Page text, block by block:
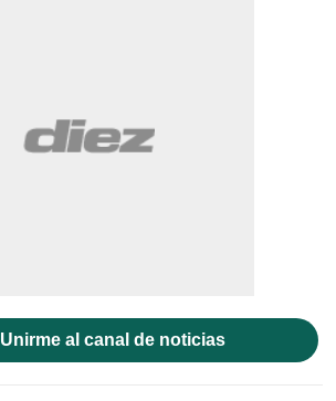
Unirme al canal de noticias